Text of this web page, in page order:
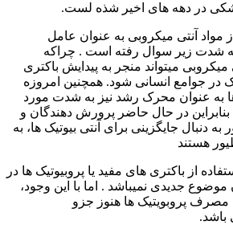
در دهه های اخیر شذه لست.
مواد آنتی میکروبی به عنوان عامل
شدت زیر سوال رفته است . چراکه
میکروبی میتواند منجر به پیدایش باکتری
در جوامع انسانی شود. همچنین امروزه
ها به عنوان محرک رشد نیز به شدت مورد
بنابراین در حال حاضر پرورش دهندگان و
دنبال جایگزینی برای آنتی بیوتیک ها، به
هستند
از باکتری های مفید یا پروبیوتیک ها در
جدیدی نمیباشد . اما با این وجود،
پروبویتیک ها هنوز جزو
باشد.